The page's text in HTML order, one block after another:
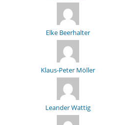
Elke Beerhalter
Klaus-Peter Möller
Leander Wattig